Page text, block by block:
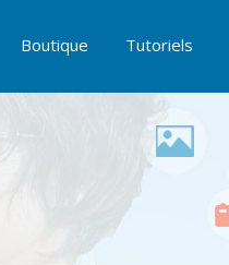
Boutique Tutoriels